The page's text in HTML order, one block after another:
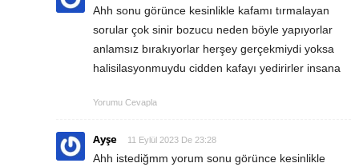
Ahh sonu görünce kesinlikle kafamı tırmalayan
sorular çok sinir bozucu neden böyle yapıyorlar
anlamsız bırakıyorlar herşey gerçekmiydi yoksa
halisilasyonmuydu cidden kafayı yedirirler insana
Yorumu Cevapla
Ayşe 11 Eylül 2023 De 23:28
Ahh istediğmm yorum sonu görünce kesinlikle